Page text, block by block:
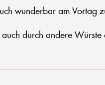
wunderbar am Vortag
durch andere